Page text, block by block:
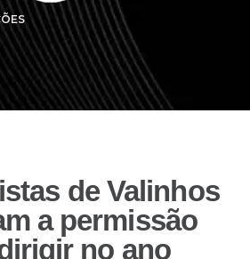
de Valinhos
a permissão
no ano